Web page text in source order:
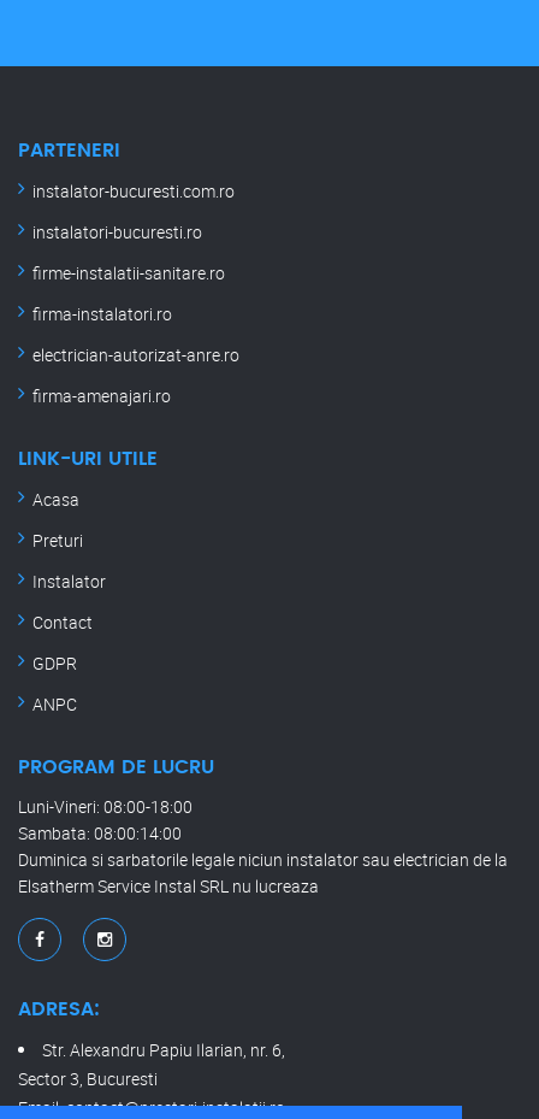
PARTENERI
instalator-bucuresti.com.ro
instalatori-bucuresti.ro
firme-instalatii-sanitare.ro
firma-instalatori.ro
electrician-autorizat-anre.ro
firma-amenajari.ro
LINK-URI UTILE
Acasa
Preturi
Instalator
Contact
GDPR
ANPC
PROGRAM DE LUCRU
Luni-Vineri: 08:00-18:00
Sambata: 08:00:14:00
Duminica si sarbatorile legale niciun instalator sau electrician de la
Elsatherm Service Instal SRL nu lucreaza
ADRESA:
Str. Alexandru Papiu Ilarian, nr. 6,
Sector 3, Bucuresti
Email:contact@prestari-instalatii.ro